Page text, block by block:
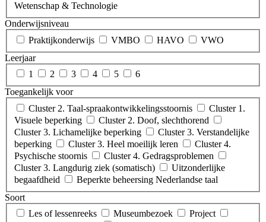
Wetenschap & Technologie
Onderwijsniveau
Praktijkonderwijs
VMBO HAVO
VWO
Leerjaar
1
2 3 4 5
6
Toegankelijk voor
Cluster 2. Taal-spraakontwikkelingsstoornis
Cluster 1.
Visuele beperking
Cluster 2. Doof, slechthorend
Cluster 3. Lichamelijke beperking
Cluster 3. Verstandelijke
beperking
Cluster 3. Heel moeilijk leren
Cluster 4.
Psychische stoornis
Cluster 4. Gedragsproblemen
Cluster 3. Langdurig ziek (somatisch)
Uitzonderlijke
begaafdheid
Beperkte beheersing Nederlandse taal
Soort
Les of lessenreeks
Museumbezoek
Project